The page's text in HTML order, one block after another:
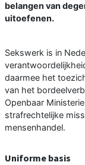
belangen van
uitoefenen.
Sekswerk is in
daarmee het
van het
Openbaar
strafrechtelijke
mensenhandel.
Uniforme basis